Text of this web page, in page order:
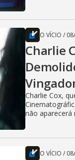
O VÍCIO /
Charlie
Charlie Cox,
não aparecerá
O VÍCIO /